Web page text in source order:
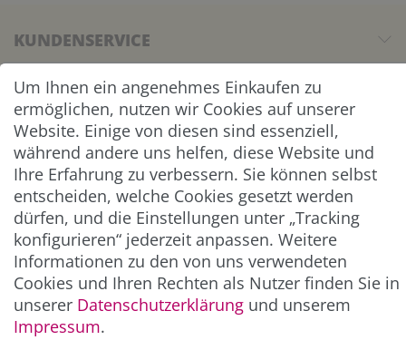
KUNDENSERVICE
UNTERNEHMEN & SERVICE
INFORMATION
NEWSLETTER
ZAHLUNG & VERSAND
Um Ihnen ein angenehmes Einkaufen zu
ermöglichen, nutzen wir Cookies auf unserer
Website. Einige von diesen sind essenziell,
während andere uns helfen, diese Website und
Ihre Erfahrung zu verbessern. Sie können selbst
entscheiden, welche Cookies gesetzt werden
dürfen, und die Einstellungen unter „Tracking
konfigurieren“ jederzeit anpassen. Weitere
Informationen zu den von uns verwendeten
Cookies und Ihren Rechten als Nutzer finden Sie in
unserer Daten­schutz­erklärung und unserem
Impressum.